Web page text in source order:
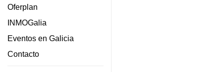
Oferplan
INMOGalia
Eventos en Galicia
Contacto